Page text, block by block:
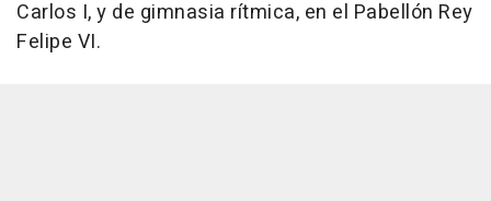
Carlos I, y de gimnasia rítmica, en el Pabellón Rey
Felipe VI.